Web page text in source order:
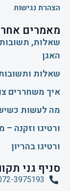
הצהרת נגישות
מאמרים
שאלות,
האגן
שאלות
איך משחררים
​מה לעשות
ורטיגו וזקנה
ורטיגו בהריון
סניף גני
3975193